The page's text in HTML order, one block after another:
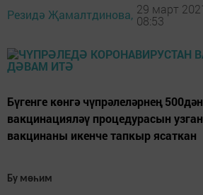
Резидә Җамалтдинова, 29 март
08:53
Бүгенге көнгә чүпрәлеләрнең
вакцинацияләү процедурасын
вакцинаны икенче тапкыр ясаткан
Бу мөһим